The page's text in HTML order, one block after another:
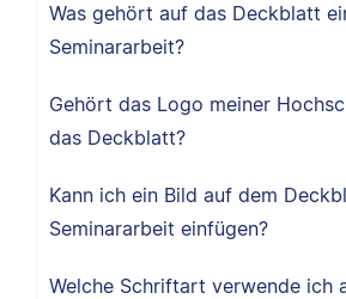
Was gehört auf das Deckblatt
Seminararbeit?
Gehört das Logo meiner
das Deckblatt?
Kann ich ein Bild auf dem
Seminararbeit einfügen?
Welche Schriftart verwende ich